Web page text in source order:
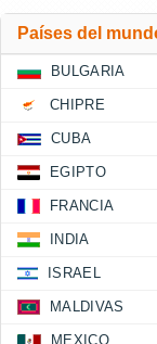
Países del
BULGARIA
CHIPRE
CUBA
EGIPTO
FRANCIA
INDIA
ISRAEL
MALDIVAS
MEXICO